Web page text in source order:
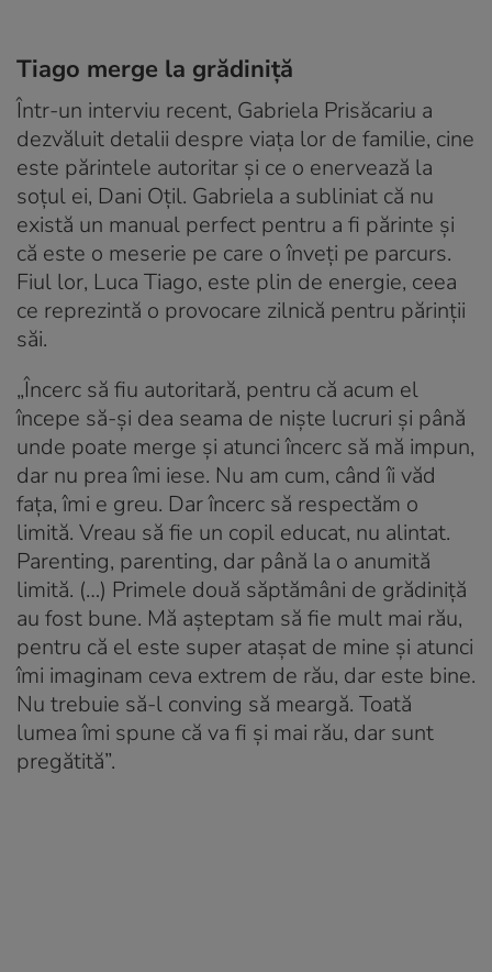
Tiago merge la grădiniță
Într-un interviu recent, Gabriela Prisăcariu a
dezvăluit detalii despre viața lor de familie, cine
este părintele autoritar și ce o enervează la
soțul ei, Dani Oțil. Gabriela a subliniat că nu
există un manual perfect pentru a fi părinte și
că este o meserie pe care o înveți pe parcurs.
Fiul lor, Luca Tiago, este plin de energie, ceea
ce reprezintă o provocare zilnică pentru părinții
săi.
„Încerc să fiu autoritară, pentru că acum el
începe să-și dea seama de niște lucruri și până
unde poate merge și atunci încerc să mă impun,
dar nu prea îmi iese. Nu am cum, când îi văd
fața, îmi e greu. Dar încerc să respectăm o
limită. Vreau să fie un copil educat, nu alintat.
Parenting, parenting, dar până la o anumită
limită. (…) Primele două săptămâni de grădiniță
au fost bune. Mă așteptam să fie mult mai rău,
pentru că el este super atașat de mine și atunci
îmi imaginam ceva extrem de rău, dar este bine.
Nu trebuie să-l conving să meargă. Toată
lumea îmi spune că va fi și mai rău, dar sunt
pregătită”.